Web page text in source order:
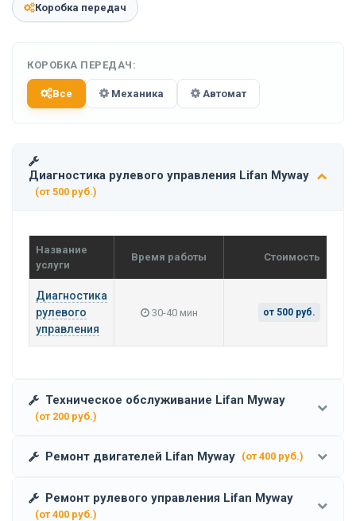
Коробка передач
КОРОБКА ПЕРЕДАЧ:
Все Механика Автомат
Диагностика рулевого управления Lifan Myway
(от 500 руб.)
Название
услуги
Время работы Стоимость
Диагностика
рулевого
управления
30-40 мин от 500 руб.
Техническое обслуживание Lifan Myway
(от 200 руб.)
Ремонт двигателей Lifan Myway (от 400 руб.)
Ремонт рулевого управления Lifan Myway
(от 400 руб.)